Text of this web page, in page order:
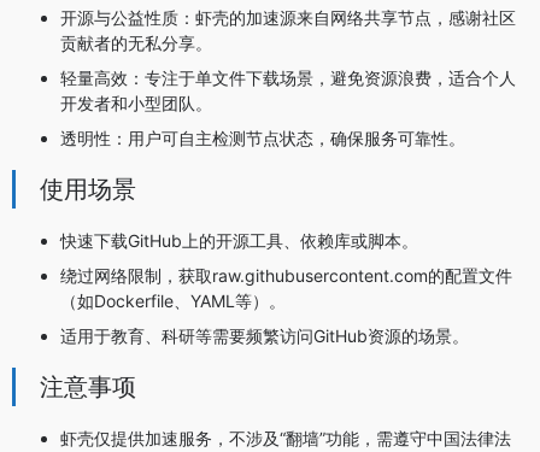
开源与公益性质：虾壳的加速源来自网络共享节点，感谢社区
贡献者的无私分享。
轻量高效：专注于单文件下载场景，避免资源浪费，适合个人
开发者和小型团队。
透明性：用户可自主检测节点状态，确保服务可靠性。
使用场景
快速下载GitHub上的开源工具、依赖库或脚本。
绕过网络限制，获取raw.githubusercontent.com的配置文件
（如Dockerfile、YAML等）。
适用于教育、科研等需要频繁访问GitHub资源的场景。
注意事项
虾壳仅提供加速服务，不涉及“翻墙”功能，需遵守中国法律法